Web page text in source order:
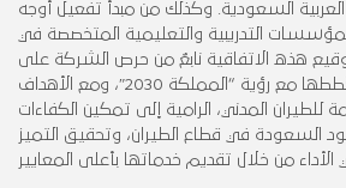
العربية السعودية. وكذلك من مبدأ تفعيل أوجه
التدريبية والتعليمية المتخصصة في
هذه الاتفاقية نابعٌ من حرص الشركة على
توافق استراتيجيتها وخُططها مع رؤية “المملكة 2030″، ومع الأهداف
للطيران المدني، الرامية إلى تمكين الكفاءات
السعودة في قطاع الطيران، وتحقيق التميز